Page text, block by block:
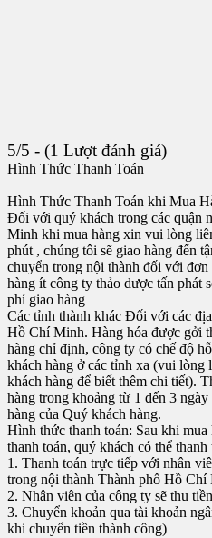
5/5 - (1 Lượt đánh giá)
Hình Thức Thanh Toán
Hình Thức Thanh Toán khi Mua
Đối với quý khách trong các quận
Minh khi mua hàng xin vui lòng
phút , chúng tôi sẽ giao hàng đến
chuyển trong nội thành đối với
hàng ít công ty thảo dược tấn phát
phí giao hàng
Các tỉnh thành khác Đối với các
Hồ Chí Minh. Hàng hóa được gởi
hàng chỉ định, công ty có chế độ
khách hàng ở các tỉnh xa (vui lòng
khách hàng để biết thêm chi tiết).
hàng trong khoảng từ 1 đến 3
hàng của Quý khách hàng.
Hình thức thanh toán: Sau khi
thanh toán, quý khách có thể
1. Thanh toán trực tiếp với nhân
trong nội thành Thành phố Hồ Chí
2. Nhân viên của công ty sẽ thu
3. Chuyển khoản qua tài khoản
khi chuyển tiền thành công)